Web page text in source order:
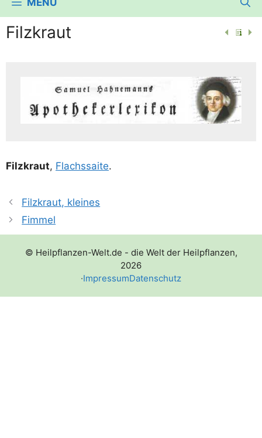
Filzkraut
Filz­kraut, Flachs­sai­te.
Filzkraut, kleines
Fimmel
© Heilpflanzen-Welt.de - die Welt der Heilpflanzen,
2026
·ImpressumDatenschutz